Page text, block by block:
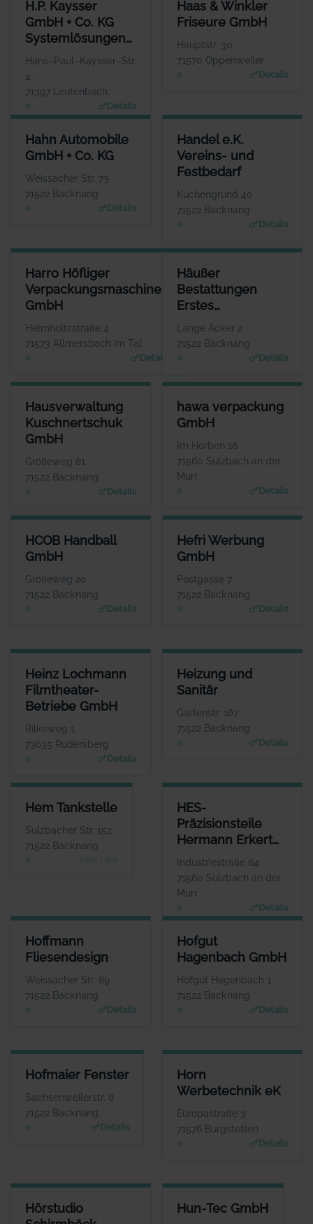
H.P. Kaysser
GmbH + Co. KG
Systemlösungen
in Metall
Hans–Paul–Kaysser–Str.
4
71397 Leutenbach
Details
H.P. KAYSSER GMBH + CO. KG SYSTEMLÖSUNGEN IN METALL
ANSPRECHPARTNER
Herr Thomas Kaysser
www.kaysser.de
Haas & Winkler
Friseure GmbH
Hauptstr. 30
71570 Oppenweiler
Details
HAAS & WINKLER FRISEURE
Frau Rebacca
www.haas-winkler-
Hahn Automobile
GmbH + Co. KG
Weissacher Str. 73
71522 Backnang
Details
HAHN AUTOMOBILE GMBH + CO. KG
Herr Frank Stotz
WEBSITE
www.hahn-automobile.de
Handel e.K.
Vereins- und
Festbedarf
Kuchengrund 40
71522 Backnang
Details
HANDEL E.K. VEREINS- UND
Harro Höfliger
Verpackungsmaschinen
GmbH
Helmholtzstraße 4
71573 Allmersbach im Tal
Details
HARRO HÖFLIGER VERPACKUNGSMASCHINEN GMBH
Herr Markus Höfliger
WEBSITE
Häußer
Bestattungen
Erstes
Backnanger
Bestattungsinstitut
Lange Äcker 2
71522 Backnang
Details
HÄUSSER BESTATTUNGEN
Hausverwaltung
Kuschnertschuk
GmbH
Größeweg 81
71522 Backnang
Details
HAUSVERWALTUNG KUSCHNERTSCHUK GMBH
ANSPRECHPARTNER
Frau Christine Kuschnertschuk
WEBSITE
Www.Kuschnertschuk.de
hawa verpackung
GmbH
Im Horben 16
71560 Sulzbach an der
Murr
Details
HAWA VERPACKUNG GMBH
ANSPRECHPARTNER
Herr Aaron Ceskutti
www.hawa-verpackung.d
HCOB Handball
GmbH
Größeweg 20
71522 Backnang
Details
HCOB HANDBALL GMBH
ANSPRECHPARTNER
Herr Markus Mandlik
www.hcob.de
Hefri Werbung
GmbH
Postgasse 7
71522 Backnang
Details
HEFRI WERBUNG GMBH
ANSPRECHPARTNER
Herr Werner Stroh
www.bkz.de
Heinz Lochmann
Filmtheater-
Betriebe GmbH
Rilkeweg 1
73635 Rudersberg
Details
HEINZ LOCHMANN FILMTHEATER-BETRIEBE GMBH
ANSPRECHPARTNER
Herr Heinz Lochmann
WEBSITE
www.filmtheaterbetriebe.de
Heizung und
Sanitär
Gartenstr. 167
71522 Backnang
Details
HEIZUNG UND SANITÄR
ANSPRECHPARTNER
Herr Karl Mayer
www.heizungs-mayer.d
Hem Tankstelle
Sulzbacher Str. 152
71522 Backnang
HEM TANKSTELLE
Herr Berrak Özcan
Keine Website hinterlegt
HES-
Präzisionsteile
Hermann Erkert
GmbH
Industriestraße 64
71560 Sulzbach an der
Murr
Details
HES-PRÄZISIONSTEILE
Hoffmann
Fliesendesign
Weissacher Str. 89
71522 Backnang
Details
HOFFMANN FLIESENDESIGN
ANSPRECHPARTNER
Herr Bernd Hoffmann
www.hoffmann-fliesen.de
Hofgut
Hagenbach GmbH
Hofgut Hagenbach 1
71522 Backnang
Details
HOFGUT HAGENBACH GMBH
ANSPRECHPARTNER
Herr Matthias Wurche
www.hofgut-hagenbach.de
Hofmaier Fenster
Sachsenweilerstr. 8
71522 Backnang
Details
HOFMAIER FENSTER
Herr Herbert
Hofmaier
WEBSITE
www.hofmaier-fenster.
Horn
Werbetechnik eK
Europastraße 3
71576 Burgstetten
Details
HORN WERBETECHNIK EK
ANSPRECHPARTNER
Herr Thomas Horn
www.horn-werbetechni
Hörstudio
HÖRSTUDIO SCHIRMBÖCK
ANSPRECHPARTNER
Hun-Tec GmbH
HUN-TEC GMBH